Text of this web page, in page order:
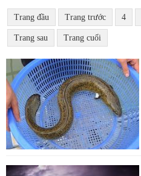
Trang đầu Trang trước 4
Trang sau Trang cuối